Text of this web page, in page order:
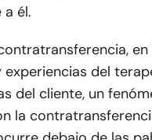
él.
del
del cliente, un
la